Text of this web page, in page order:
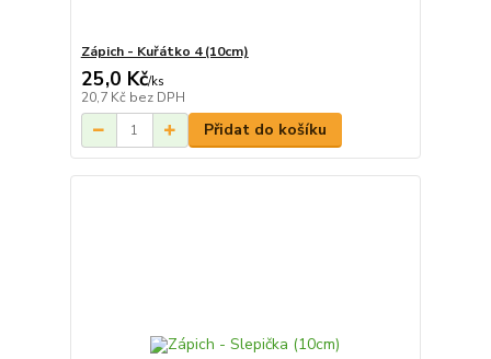
Zápich - Kuřátko 4 (10cm)
25,0 Kč/ks
20,7 Kč bez DPH
Přidat do košíku